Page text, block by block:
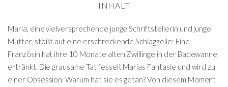
INHALT
Maria, eine vielversprechende junge Schriftstellerin und junge
Mutter, stößt auf eine erschreckende Schlagzeile: Eine
Französin hat ihre 10 Monate alten Zwillinge in der Badewanne
ertränkt. Die grausame Tat fesselt Marias Fantasie und wird zu
einer Obsession. Warum hat sie es getan? Von diesem Moment